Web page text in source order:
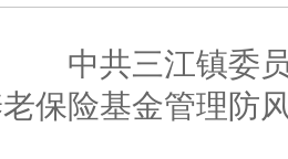
中共三江镇委
保险基金管理防